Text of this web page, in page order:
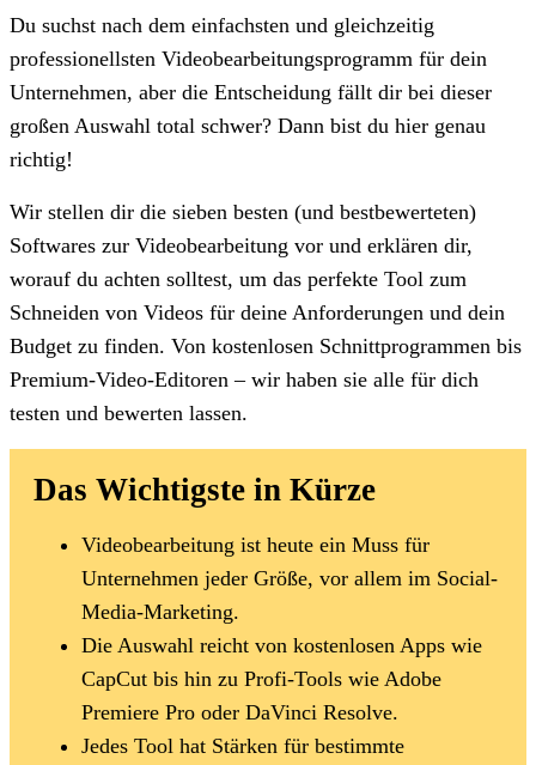
Du suchst nach dem einfachsten und gleichzeitig
professionellsten Videobearbeitungsprogramm für dein
Unternehmen, aber die Entscheidung fällt dir bei dieser
großen Auswahl total schwer? Dann bist du hier genau
richtig!
Wir stellen dir die sieben besten (und bestbewerteten)
Softwares zur Videobearbeitung vor und erklären dir,
worauf du achten solltest, um das perfekte Tool zum
Schneiden von Videos für deine Anforderungen und dein
Budget zu finden. Von kostenlosen Schnittprogrammen bis
Premium-Video-Editoren – wir haben sie alle für dich
testen und bewerten lassen.
Das Wichtigste in Kürze
Videobearbeitung ist heute ein Muss für
Unternehmen jeder Größe, vor allem im Social-
Media-Marketing.
Die Auswahl reicht von kostenlosen Apps wie
CapCut bis hin zu Profi-Tools wie Adobe
Premiere Pro oder DaVinci Resolve.
Jedes Tool hat Stärken für bestimmte